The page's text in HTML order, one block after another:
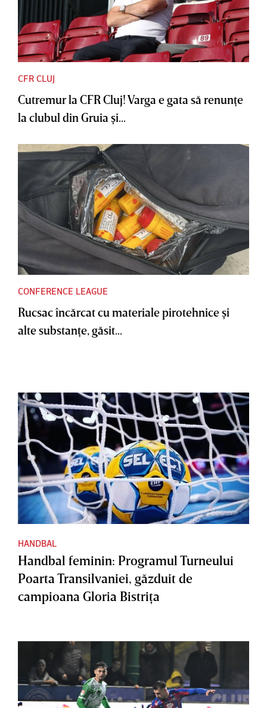
CFR CLUJ
Cutremur la CFR Cluj! Varga e gata să renunţe
la clubul din Gruia şi...
CONFERENCE LEAGUE
Rucsac încărcat cu materiale pirotehnice şi
alte substanţe, găsit...
HANDBAL
Handbal feminin: Programul Turneului
Poarta Transilvaniei, găzduit de
campioana Gloria Bistriţa